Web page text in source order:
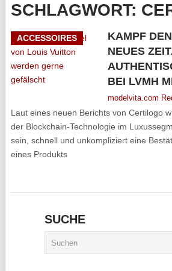
SCHLAGWORT:
ACCESSOIRES
KAMPF
NEUES
BEI LVMH
modelvita.com
Laut eines neuen Berichts von Certilogo
der Blockchain-Technologie im
sein, schnell und unkompliziert eine
eines Produkts
SUCHE